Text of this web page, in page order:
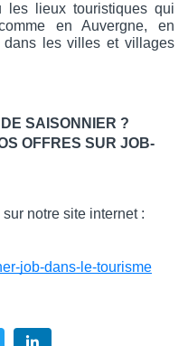
lieux touristiques qui
en Auvergne, en
les villes et villages
SAISONNIER ?
OFFRES SUR JOB-
notre site internet :
job-dans-le-tourisme